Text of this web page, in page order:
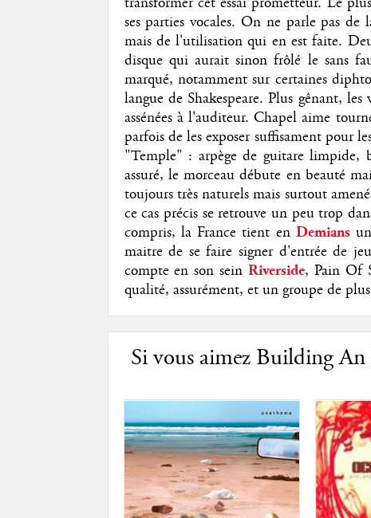
ses parties vocales. On ne parle pas
mais de l'utilisation qui en est faite.
disque qui aurait sinon frôlé le sans
marqué, notamment sur certaines
langue de Shakespeare. Plus gênant,
assénées à l'auditeur. Chapel aime
parfois de les exposer suffisament pour
"Temple" : arpège de guitare limpide,
assuré, le morceau débute en beauté
toujours très naturels mais surtout
ce cas précis se retrouve un peu trop
compris, la France tient enDemians
maitre de se faire signer d'entrée de
compte en son sein Riverside, Pain Of
qualité, assurément, et un groupe de
Si vous aimez Building